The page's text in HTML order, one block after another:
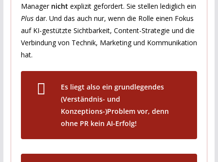
Manager nichtexplizit gefordert. Sie stellen lediglich ein
Plusdar. Und das auch nur, wenn die Rolle einen Fokus
auf KI-gestützte Sichtbarkeit, Content-Strategie und die
Verbindung von Technik, Marketing und Kommunikation
hat.
Es liegt also ein grundlegendes
(Verständnis- und
Konzeptions-)Problem vor, denn
ohne PR kein AI-Erfolg!